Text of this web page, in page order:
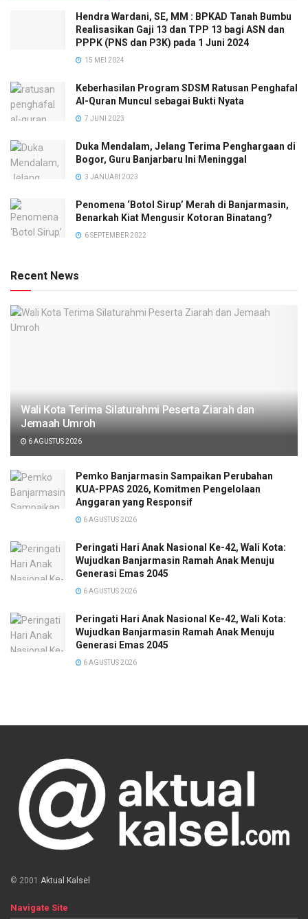
Hendra Wardani, SE, MM : BPKAD Tanah Bumbu
Realisasikan Gaji 13 dan TPP 13 bagi ASN dan
PPPK (PNS dan P3K) pada 1 Juni 2024
15 MEI 2024
Keberhasilan Program SDSM Ratusan Penghafal
Al-Quran Muncul sebagai Bukti Nyata
7 JUNI 2023
Duka Mendalam, Jelang Terima Penghargaan di
Bogor, Guru Banjarbaru Ini Meninggal
3 JANUARI 2023
Penomena ‘Botol Sirup’ Merah di Banjarmasin,
Benarkah Kiat Mengusir Kotoran Binatang?
6 SEPTEMBER 2022
Recent News
Wali Kota Terima Silaturahmi Peserta Ziarah dan
Jemaah Umroh
6 AGUSTUS 2026
Pemko Banjarmasin Sampaikan Perubahan
KUA-PPAS 2026, Komitmen Pengelolaan
Anggaran yang Responsif
6 AGUSTUS 2026
Peringati Hari Anak Nasional Ke-42, Wali Kota:
Wujudkan Banjarmasin Ramah Anak Menuju
Generasi Emas 2045
6 AGUSTUS 2026
Peringati Hari Anak Nasional Ke-42, Wali Kota:
Wujudkan Banjarmasin Ramah Anak Menuju
Generasi Emas 2045
6 AGUSTUS 2026
© 2001 Aktual Kalsel
Navigate Site